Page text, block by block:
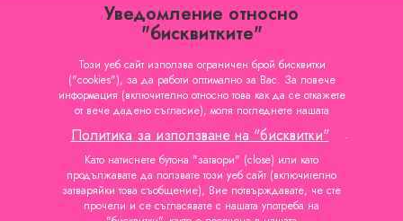
КАТЕГОРИИ 
ИНФОРМАЦИЯ
ВАШИЯТ ПРОФИЛ
ФИРМЕНА ИНФОРМАЦИЯ
Уведомление относно
"бисквитките"
Този уеб сайт използва ограничен брой бисквитки
("cookies"), за да работи оптимално за Вас. За повече
информация (включително относно това как да се откажете
от вече дадено съгласие), моля погледнете нашата
Политика за използване на "бисквитки"
.
Като натиснете бутона "затвори" (close) или като
продължавате да ползвате този уеб сайт (включително
затваряйки това съобщение), Вие потвърждавате, че сте
прочели и се съгласявате с нашата употреба на